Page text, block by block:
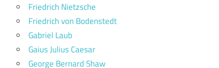
Friedrich Nietzsche
Friedrich von Bodenstedt
Gabriel Laub
Gaius Julius Caesar
George Bernard Shaw